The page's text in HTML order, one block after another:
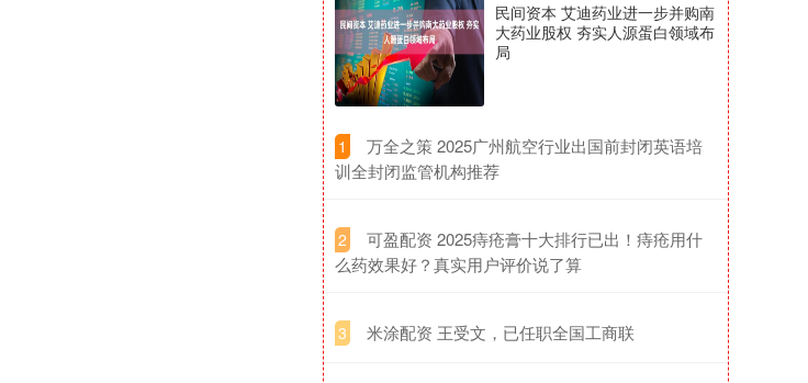
民间资本 艾迪药业进一步并购南
大药业股权 夯实人源蛋白领域布
局
1
​万全之策 2025广州航空行业出国前封闭英语培
训全封闭监管机构推荐
2
​可盈配资 2025痔疮膏十大排行已出！痔疮用什
么药效果好？真实用户评价说了算
3 ​米涂配资 王受文，已任职全国工商联